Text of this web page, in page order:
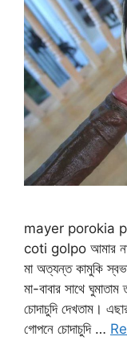
mayer porokia
coti golpo আমার
মা অত্যন্ত কামুকি
মা-বাবার সাথে
চোদাচুদি দেখতাম।
গোপনে চোদাচুদি …